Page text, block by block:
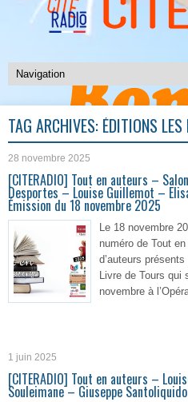
TAG ARCHIVES: ÉDITIONS
28 novembre 2025
[CITERADIO] Tout en auteurs –
Desportes – Louise Guillemot –
Émission du 18 novembre 2025
Le 18 novembre
numéro de Tout
d’auteurs
Livre de Tours qui
novembre à
1 juin 2025
[CITERADIO] Tout en auteurs –
Souleimane – Giuseppe